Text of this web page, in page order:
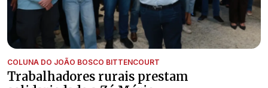
COLUNA DO JOÃO BOSCO BITTENCOURT
Trabalhadores rurais prestam